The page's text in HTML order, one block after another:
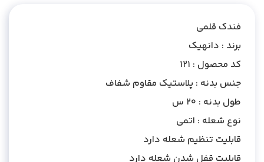
فندک قلمی
برند : دانهیک
کد محصول : 121
جنس بدنه : پلاستیک مقاوم شفاف
طول بدنه : 20 س
نوع شعله : اتمی
قابلیت تنظیم شعله دارد
قابلیت قفل شدن شعله دارد